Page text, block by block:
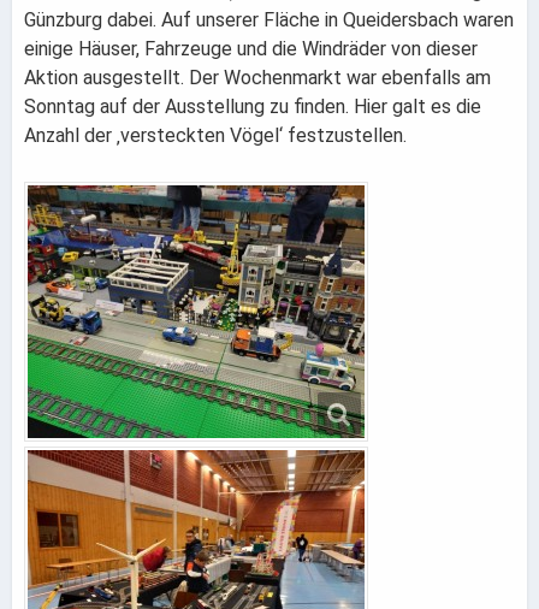
Günzburg dabei. Auf unserer Fläche in Queidersbach waren
einige Häuser, Fahrzeuge und die Windräder von dieser
Aktion ausgestellt. Der Wochenmarkt war ebenfalls am
Sonntag auf der Ausstellung zu finden. Hier galt es die
Anzahl der ‚versteckten Vögel‘ festzustellen.